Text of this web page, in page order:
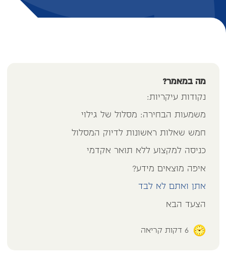
מה במאמר?
נקודות עיקריות:
משמעות הבחירה: מסלול של גילוי
חמש שאלות ראשונות לדיוק המסלול
כניסה למקצוע ללא תואר אקדמי
איפה מוצאים מידע?
אתן ואתם לא לבד
הצעד הבא
6 דקות קריאה